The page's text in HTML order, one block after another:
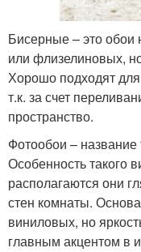
Бисерные – это
или флизелиновых,
Хорошо подходят
т.к. за счет
пространство.
Фотообои – название
Особенность такого
располагаются они
стен комнаты.
виниловых, но
главным акцентом в